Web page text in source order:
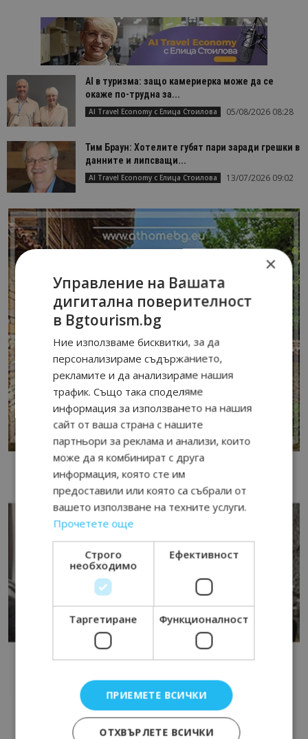
AI в туризма: защо камериерка може да се
окаже по-трудна за...
AI Travel Economy с Елица Стоилова 05/08/2026 08:28
Тим Браун: Хотелите губят пари заради грешки в
данните и липсващи...
AI Travel Economy с Елица Стоилова 13/07/2026 09:02
×
Управление на Вашата
дигитална поверителност
в Bgtourism.bg
Ние използваме бисквитки, за да
персонализираме съдържанието,
рекламите и да анализираме нашия
трафик. Също така споделяме
информация за използването на нашия
сайт от ваша страна с нашите
партньори за реклама и анализи, които
може да я комбинират с друга
информация, която сте им
предоставили или която са събрали от
вашето използване на техните услуги.
Прочетете още
Строго
необходимо
Ефективност
Таргетиране Функционалност
ПРИЕМЕТЕ ВСИЧКИ
ОТХВЪРЛЕТЕ ВСИЧКИ